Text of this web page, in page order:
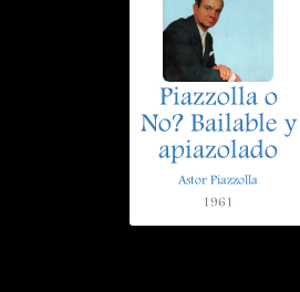
Piazzolla o
No? Bailable y
apiazolado
Astor Piazzolla
1961